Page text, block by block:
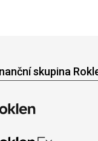
skupina